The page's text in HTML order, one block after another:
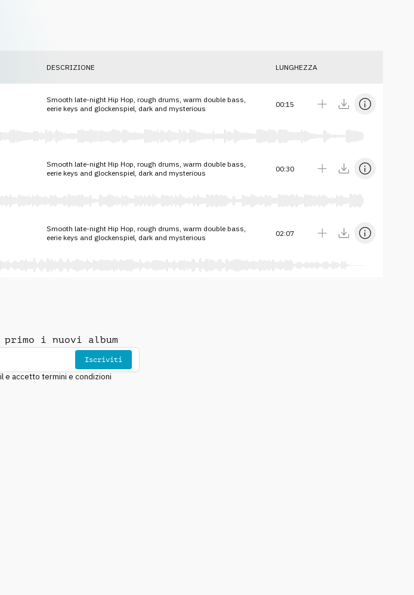
DESCRIZIONE LUNGHEZZA
Smooth late-night Hip Hop, rough drums, warm double bass,
eerie keys and glockenspiel, dark and mysterious
00:15
Smooth late-night Hip Hop, rough drums, warm double bass,
eerie keys and glockenspiel, dark and mysterious
00:30
Smooth late-night Hip Hop, rough drums, warm double bass,
eerie keys and glockenspiel, dark and mysterious
02:07
i nuovi album
Iscriviti
e accetto termini e condizioni